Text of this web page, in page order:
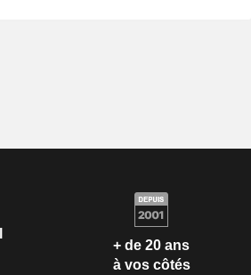
+ de 20 ans
à vos côtés